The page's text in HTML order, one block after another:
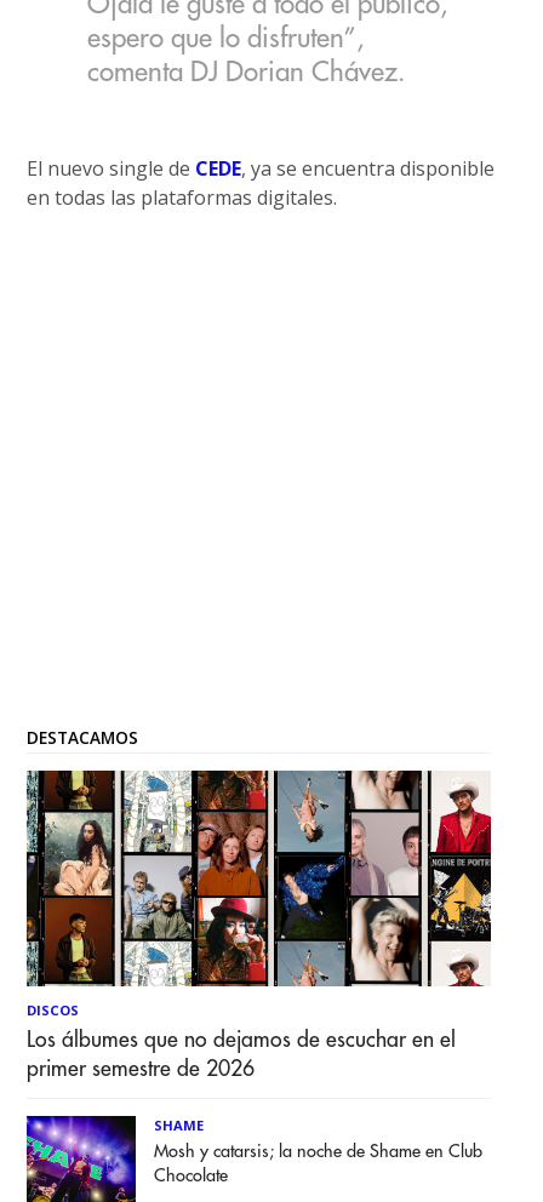
espero que lo disfruten”,
comenta DJ Dorian Chávez.
El nuevo single de CEDE, ya se encuentra disponible
en todas las plataformas digitales.
DESTACAMOS
DISCOS
Los álbumes que no dejamos de escuchar en el
primer semestre de 2026
SHAME
Mosh y catarsis; la noche de Shame en Club
Chocolate